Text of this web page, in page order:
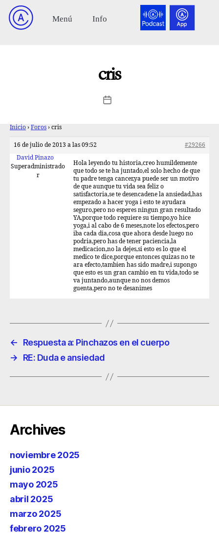
cris
Inicio › Foros › cris
16 de julio de 2013 a las 09:52
#29266
David Pinazo
Superadministrado
r
Hola leyendo tu historia,creo humildemente
que todo se te ha juntado,el solo hecho de que
tu padre tenga cancer,ya puede ser un motivo
de que aunque tu vida sea feliz o
satisfactoria,se te desencadene la ansiedad,has
empezado a hacer yoga i esto te ayudara
seguro,pero no esperes ningun gran resultado
YA,porque todo requiere su tiempo,yo hice
yoga,i al cabo de 6 meses,note los efectos,pero
iba cada dia,cosa que ahora desde luego no
podria,pero has de tener paciencia,la
medicacion,no la dejes,si esto es lo que el
medico te dice,porque entonces quizas no te
ara efecto,tambien has sido madre,i supongo
que esto es un gran cambio en tu vida,todo se
va juntando,aunque no nos demos
guenta,pero no te desanimes
←
Respuesta a: Pinchazos en el cuerpo
→
RE: Duda e ansiedad
Archives
noviembre 2025
junio 2025
mayo 2025
abril 2025
marzo 2025
febrero 2025